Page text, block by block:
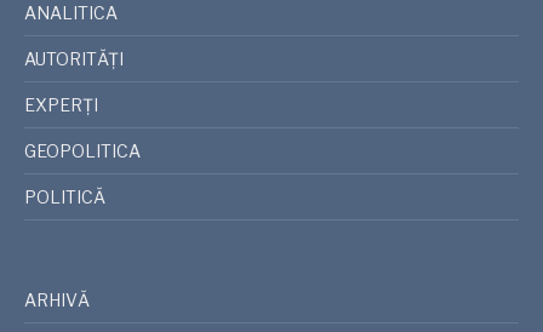
ANALITICA
AUTORITĂȚI
EXPERȚI
GEOPOLITICA
POLITICĂ
ARHIVĂ